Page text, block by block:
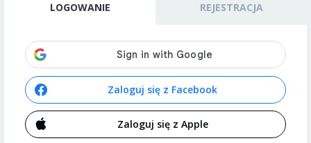
LOGOWANIE REJESTRACJA
Zaloguj się z Facebook
Zaloguj się z Apple